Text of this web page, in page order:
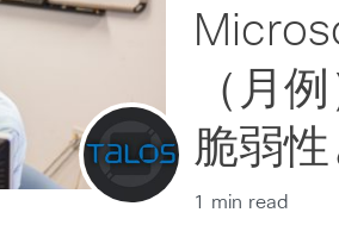
（月
脆弱
1 min read